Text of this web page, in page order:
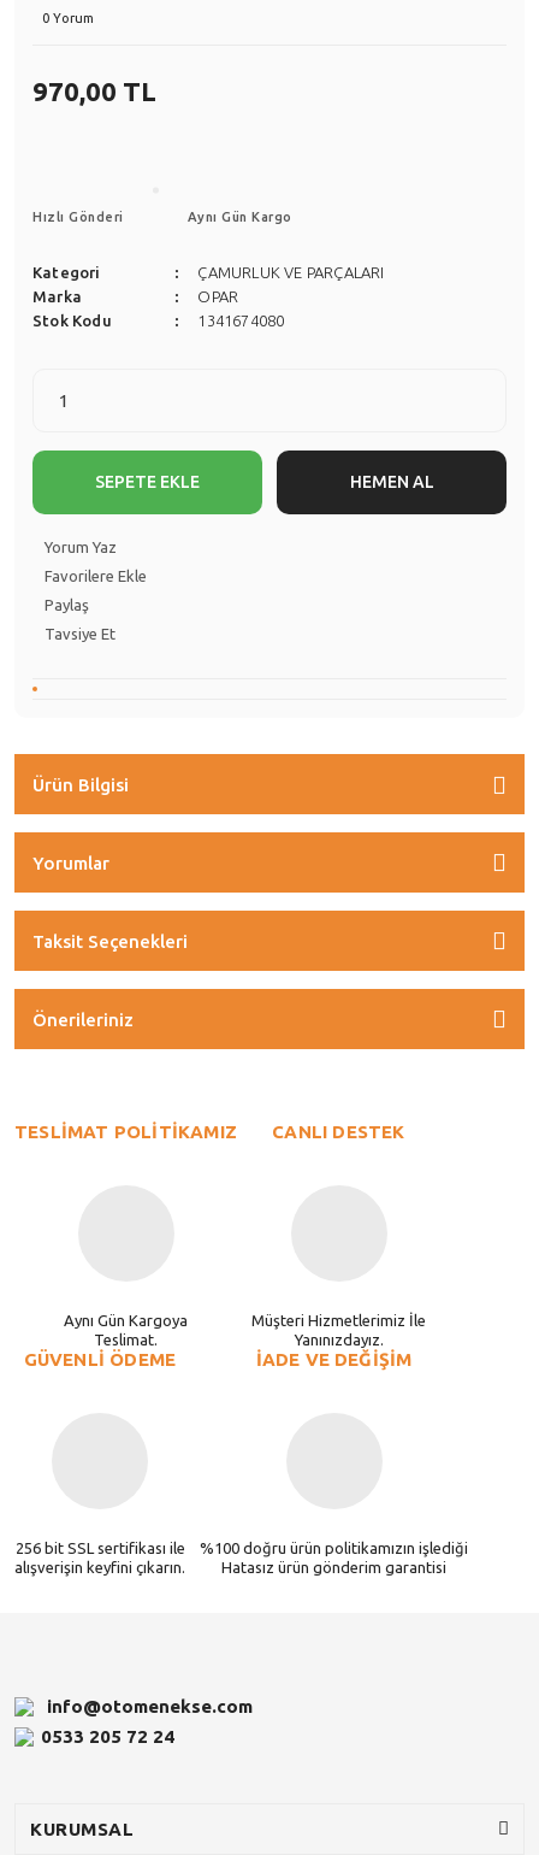
0 Yorum
970,00 TL
Hızlı Gönderi Aynı Gün Kargo
Kategori
ÇAMURLUK VE PARÇALARI
Marka
OPAR
Stok Kodu
1341674080
SEPETE EKLE HEMEN AL
Yorum Yaz
Paylaş
Tavsiye Et
Ürün Bilgisi
Yorumlar
Taksit Seçenekleri
Önerileriniz
TESLİMAT POLİTİKAMIZ
Aynı Gün Kargoya
Teslimat.
CANLI DESTEK
Müşteri Hizmetlerimiz İle
Yanınızdayız.
GÜVENLİ ÖDEME
256 bit SSL sertifikası ile
alışverişin keyfini çıkarın.
İADE VE DEĞİŞİM
%100 doğru ürün politikamızın işlediği
Hatasız ürün gönderim garantisi
info@otomenekse.com
0533 205 72 24
KURUMSAL